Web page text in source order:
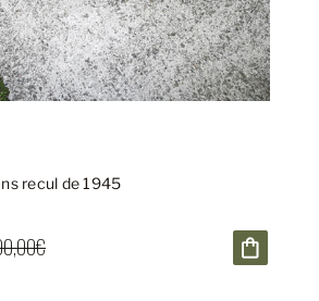
recul de 1945